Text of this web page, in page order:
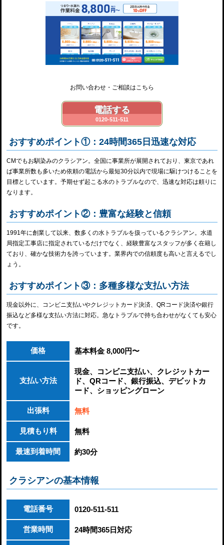
お問い合わせ・ご相談はこちら
電話する
0120-511-511
おすすめポイント①：24時間365日迅速な対応
CMでもお馴染みのクラシアン。全国に事業所が展開されており、東京であれ
ば事業所数も多いため依頼の電話から最短30分以内で現場に駆けつけることを
目標としています。予期せず起こる水のトラブルなので、迅速な対応は頼りに
なります。
おすすめポイント②：豊富な経験と信頼
1991年に創業して以来、数多くの水トラブルを扱っているクラシアン。水道
局指定工事店に指定されているだけでなく、経験豊富なスタッフが多く在籍し
ており、確かな技術力を誇っています。業界内での信頼度も高いと言えるでし
ょう。
おすすめポイント③：多種多様な支払い方法
現金以外に、コンビニ支払いやクレジットカード決済、QRコード決済や銀行
振込など多様な支払い方法に対応。急なトラブルで持ち合わせがなくても安心
です。
価格 基本料金 8,000円〜
支払い方法
現金、コンビニ支払い、クレジットカー
ド、QRコード、銀行振込、デビットカ
ード、ショッピングローン
出張料 無料
見積もり料 無料
最速到着時間 約30分
クラシアンの基本情報
電話番号 0120-511-511
営業時間 24時間365日対応